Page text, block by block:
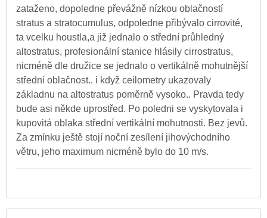
zataženo, dopoledne převážně nízkou oblačností
stratus a stratocumulus, odpoledne přibývalo cirrovité,
ta vcelku houstla,a již jednalo o střední průhledný
altostratus, profesionální stanice hlásily cirrostratus,
nicméně dle družice se jednalo o vertikálně mohutnější
střední oblačnost.. i když ceilometry ukazovaly
základnu na altostratus poměrně vysoko.. Pravda tedy
bude asi někde uprostřed. Po poledni se vyskytovala i
kupovitá oblaka střední vertikální mohutnosti. Bez jevů.
Za zmínku ještě stojí noční zesílení jihovýchodního
větru, jeho maximum nicméně bylo do 10 m/s.